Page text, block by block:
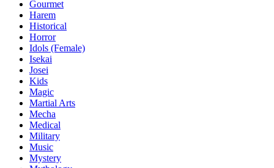
Gourmet
Harem
Historical
Horror
Idols (Female)
Isekai
Josei
Kids
Magic
Martial Arts
Mecha
Medical
Military
Music
Mystery